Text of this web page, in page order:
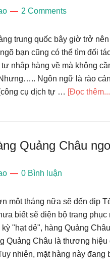
2 Comments
trung quốc bây giờ trở
bạn cũng có thể tìm đối
nhập hàng về mà không
Ngôn ngữ là rào
cụ dịch tự … [Đọc
Quảng Châu
0 Bình luận
một tháng nữa sẽ đến dịp
biết sẽ diện bộ trang
"hạt dẻ", hàng Quảng
Quảng Châu là thương
nhiên, mặt hàng này